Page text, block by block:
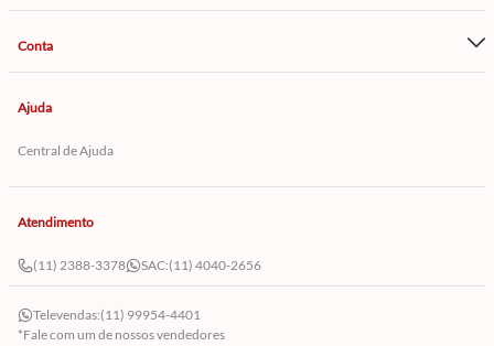
Conta
Ajuda
Central de Ajuda
Atendimento
(11) 2388-3378 SAC:(11) 4040-2656
Televendas:(11) 99954-4401
*Fale com um de nossos vendedores